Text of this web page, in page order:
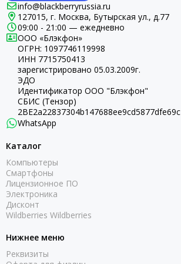
info@blackberryrussia.ru
127015, г. Москва, Бутырская ул., д.77
09:00 - 21:00 — ежедневно
ООО «Блэкфон»
ОГРН: 1097746119998
ИНН 7715750413
зарегистрировано 05.03.2009г.
ЭДО
Идентификатор ООО "Блэкфон"
СБИС (Тензор)
2BE2a22837304b147688ee9cd5877dfe69c
WhatsApp
Каталог
Компьютеры
Смартфоны
Лицензионное ПО
Электроника
Дисконт
Wildberries Wildberries
Нижнее меню
Реквизиты